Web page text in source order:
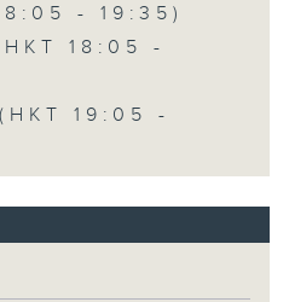
- 19:35)
18:05 -
19:05 -